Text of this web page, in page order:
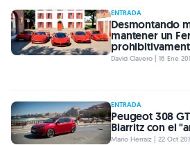
ENTRADA
Desmontando
mantener un
David Clavero | 16 Ene
ENTRADA
Peugeot 308
Biarritz con el
Mario Herraiz | 22 Oct